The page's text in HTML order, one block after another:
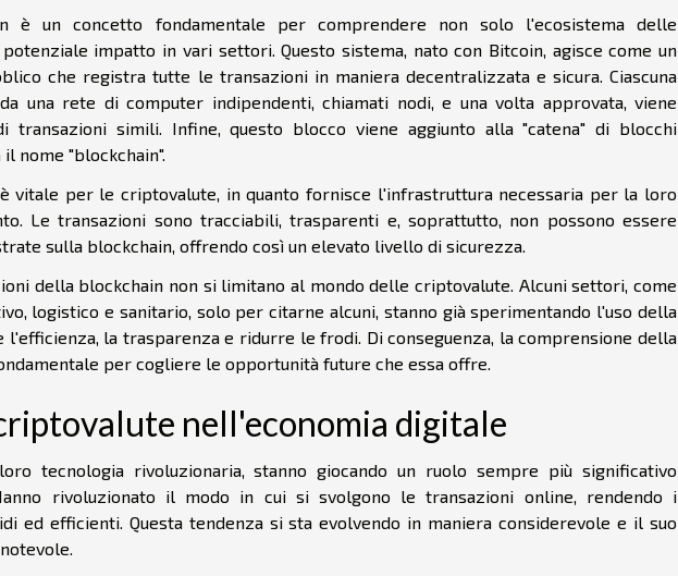
è un concetto fondamentale per comprendere non solo l'ecosistema delle
impatto in vari settori. Questo sistema, nato con Bitcoin, agisce come un
che registra tutte le transazioni in maniera decentralizzata e sicura. Ciascuna
una rete di computer indipendenti, chiamati nodi, e una volta approvata, viene
transazioni simili. Infine, questo blocco viene aggiunto alla "catena" di blocchi
nome "blockchain".
vitale per le criptovalute, in quanto fornisce l'infrastruttura necessaria per la loro
Le transazioni sono tracciabili, trasparenti e, soprattutto, non possono essere
sulla blockchain, offrendo così un elevato livello di sicurezza.
della blockchain non si limitano al mondo delle criptovalute. Alcuni settori, come
logistico e sanitario, solo per citarne alcuni, stanno già sperimentando l'uso della
la trasparenza e ridurre le frodi. Di conseguenza, la comprensione della
per cogliere le opportunità future che essa offre.
nell'economia digitale
tecnologia rivoluzionaria, stanno giocando un ruolo sempre più significativo
rivoluzionato il modo in cui si svolgono le transazioni online, rendendo i
ed efficienti. Questa tendenza si sta evolvendo in maniera considerevole e il suo